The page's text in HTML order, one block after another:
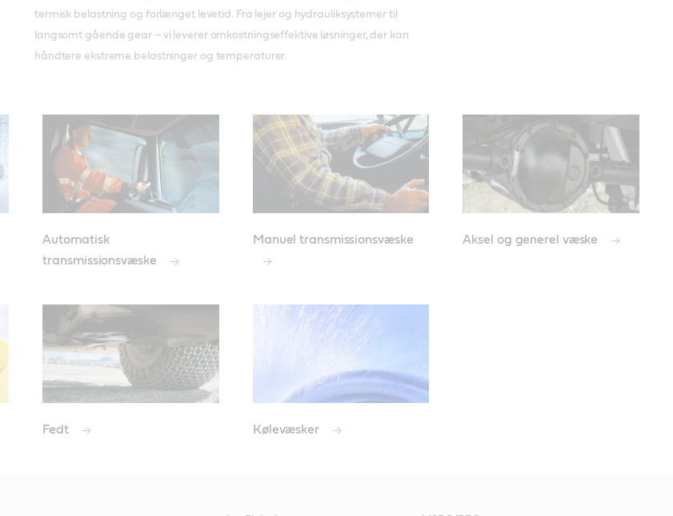
termisk belastning og forlænget levetid. Fra lejer og hydrauliksystemer til
langsomt gående gear – vi leverer omkostningseffektive løsninger, der kan
håndtere ekstreme belastninger og temperaturer.
Automatisk
transmissionsvæske
Manuel transmissionsvæske Aksel og generel væske
Fedt Kølevæsker